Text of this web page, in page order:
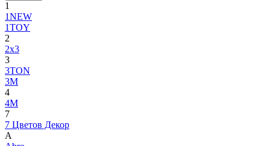
1
1NEW
1TOY
2
2x3
3
3TON
3М
4
4M
7
7 Цветов Декор
A